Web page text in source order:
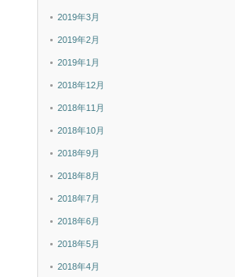
2019年3月
2019年2月
2019年1月
2018年12月
2018年11月
2018年10月
2018年9月
2018年8月
2018年7月
2018年6月
2018年5月
2018年4月